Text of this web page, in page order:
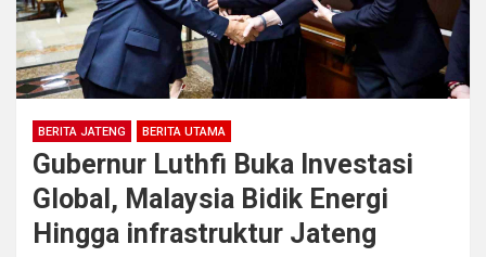
BERITA JATENG BERITA UTAMA
Gubernur Luthfi Buka Investasi
Global, Malaysia Bidik Energi
Hingga infrastruktur Jateng